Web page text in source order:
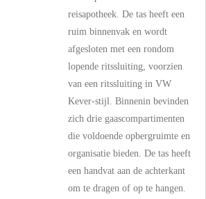
reisapotheek. De tas heeft een
ruim binnenvak en wordt
afgesloten met een rondom
lopende ritssluiting, voorzien
van een ritssluiting in VW
Kever-stijl. Binnenin bevinden
zich drie gaascompartimenten
die voldoende opbergruimte en
organisatie bieden. De tas heeft
een handvat aan de achterkant
om te dragen of op te hangen.